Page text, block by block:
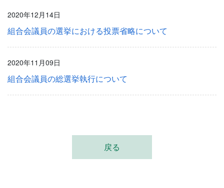
2020年12月14日
組合会議員の選挙における投票省略について
2020年11月09日
組合会議員の総選挙執行について
戻る